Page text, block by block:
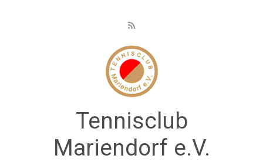
Tennisclub
Mariendorf e.V.